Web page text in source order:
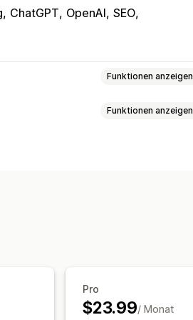
ChatGPT OpenAI SEO
Funktionen anzeigen
Funktionen anzeigen
Pro
$23.99/ Monat